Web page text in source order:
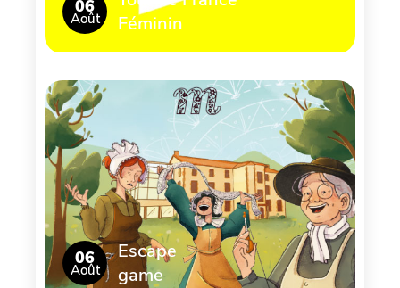
06
Août
Féminin
06
Août
Escape
game